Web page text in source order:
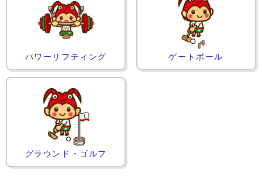
パワーリフティング ゲートボール
グラウンド・ゴルフ